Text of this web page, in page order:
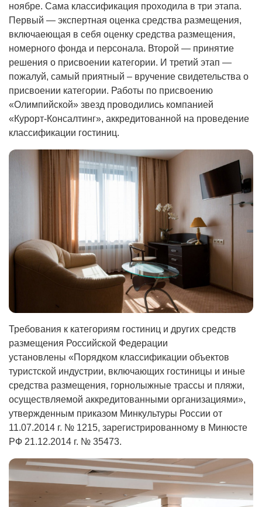
ноябре. Сама классификация проходила в три этапа.
Первый — экспертная оценка средства размещения,
включаеющая в себя оценку средства размещения,
номерного фонда и персонала. Второй — принятие
решения о присвоении категории. И третий этап —
пожалуй, самый приятный – вручение свидетельства о
присвоении категории. Работы по присвоению
«Олимпийской» звезд проводились компанией
«Курорт-Консалтинг», аккредитованной на проведение
классификации гостиниц.
Требования к категориям гостиниц и других средств
размещения Российской Федерации
установлены «Порядком классификации объектов
туристской индустрии, включающих гостиницы и иные
средства размещения, горнолыжные трассы и пляжи,
осуществляемой аккредитованными организациями»,
утвержденным приказом Минкультуры России от
11.07.2014 г. № 1215, зарегистрированному в Минюсте
РФ 21.12.2014 г. № 35473.